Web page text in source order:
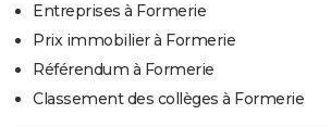
Entreprises à Formerie
Prix immobilier à Formerie
Référendum à Formerie
Classement des collèges à Formerie